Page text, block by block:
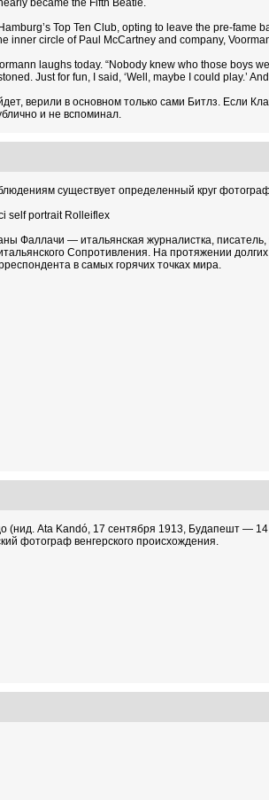
became the Fifth Beatle.
Top Ten Club, opting to leave the pre-
inner circle of Paul McCartney and company,
laughs today. “Nobody knew who those boys
Just for fun, I said, ‘Well, maybe I could play.’
верили в основном только сами Битлз. Если
и не вспоминал.
существует определенный круг
self portrait Rolleiflex
Фаллачи — итальянская журналистка,
Сопротивления. На протяжении
в самых горячих точках мира.
(нид. Ata Kandó, 17 сентября 1913, Будапешт —
фотограф венгерского происхождения.